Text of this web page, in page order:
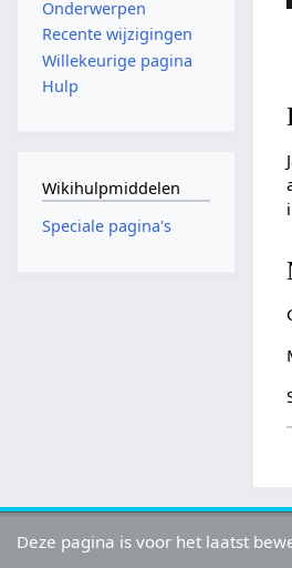
Onderwerpen
Recente wijzigingen
Willekeurige pagina
Hulp
Wikihulpmiddelen
Speciale pagina's
Deze pagina is voor het laatst